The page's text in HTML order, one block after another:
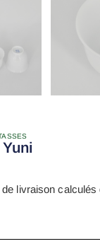
livraison calculés